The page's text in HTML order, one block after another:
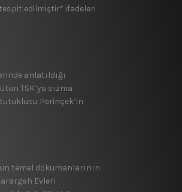
edilmiştir” ifadeleri
anlatıldığı
TSK’ya sızma
Perinçek’in
temel dökümanlarının
Evleri